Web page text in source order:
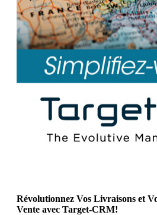
Révolutionnez Vos Livraisons et
Vente avec Target-CRM!